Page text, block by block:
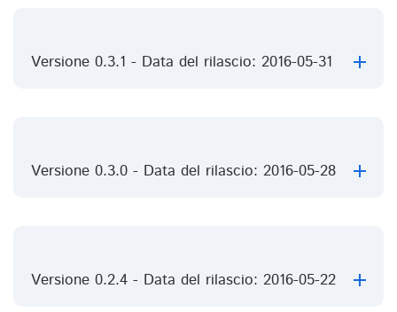
Versione 0.3.1 - Data del rilascio: 2016-05-31
Versione 0.3.0 - Data del rilascio: 2016-05-28
Versione 0.2.4 - Data del rilascio: 2016-05-22